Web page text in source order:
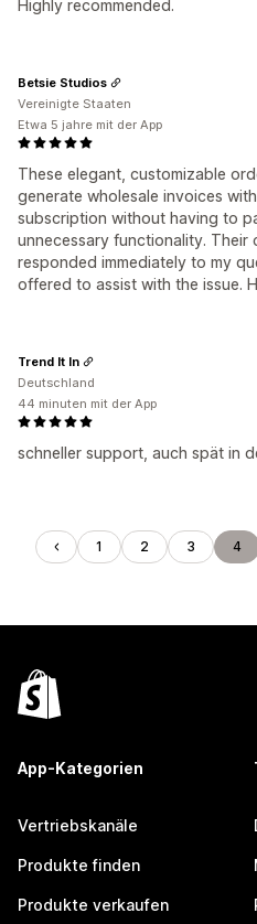
Highly recommended.
These elegant, customizable
generate wholesale invoices
subscription without having to
unnecessary functionality. Their
responded immediately to my
offered to assist with the issue.
Betsie Studios
Vereinigte Staaten
Etwa 5 jahre mit der App
schneller support, auch spät in
Trend It In
Deutschland
44 minuten mit der App
1 2 3 4
App-Kategorien
Vertriebskanäle
Produkte finden
Produkte verkaufen